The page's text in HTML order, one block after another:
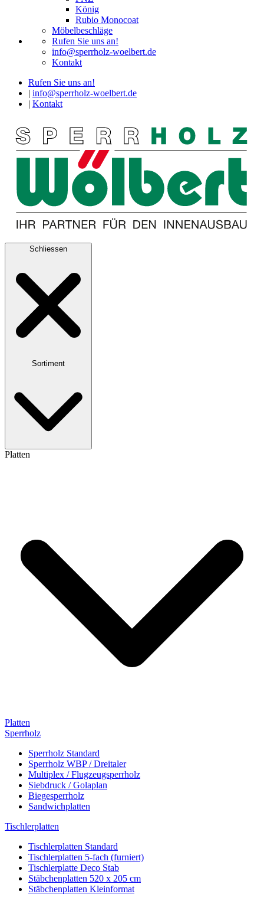
König
Rubio Monocoat
Möbelbeschläge
Rufen Sie uns an!
info@sperrholz-woelbert.de
Kontakt
Rufen Sie uns an!
info@sperrholz-woelbert.de
Kontakt
Schliessen
Sortiment
Platten
Platten
Sperrholz
Sperrholz Standard
Sperrholz WBP / Dreitaler
Multiplex / Flugzeugsperrholz
Siebdruck / Golaplan
Biegesperrholz
Sandwichplatten
Tischlerplatten
Tischlerplatten Standard
Tischlerplatten 5-fach (furniert)
Tischlerplatte Deco Stab
Stäbchenplatten 520 x 205 cm
Stäbchenplatten Kleinformat